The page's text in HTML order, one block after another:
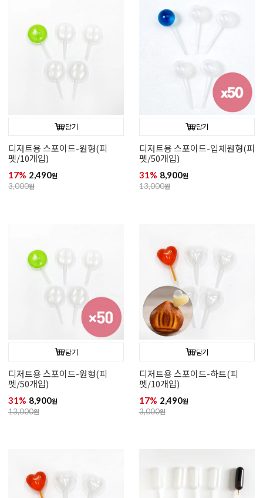
담기
디저트용 스포이드-원형(피
펫/10개입)
17% 2,490원
3,000원
담기
디저트용 스포이드-입체원형(피
펫/50개입)
31% 8,900원
13,000원
담기
디저트용 스포이드-원형(피
펫/50개입)
31% 8,900원
13,000원
담기
디저트용 스포이드-하트(피
펫/10개입)
17% 2,490원
3,000원